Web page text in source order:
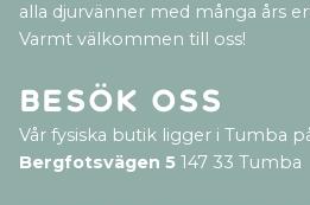
alla djurvänner med många års
Varmt välkommen till oss!
Besök oss
Vår fysiska butik ligger i Tumba
Bergfotsvägen 5 147 33 Tumba